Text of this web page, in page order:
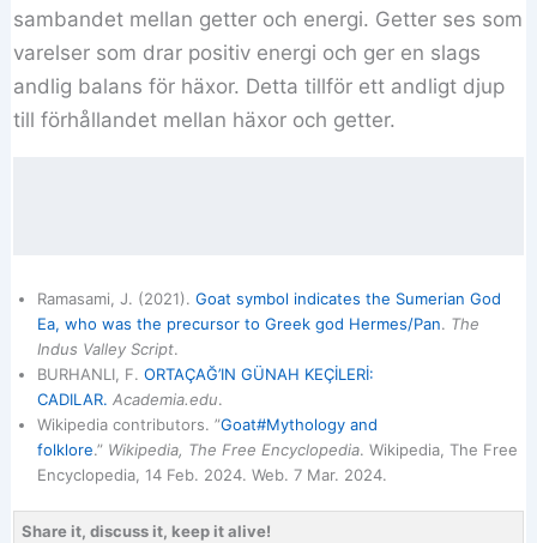
sambandet mellan getter och energi. Getter ses som
varelser som drar positiv energi och ger en slags
andlig balans för häxor. Detta tillför ett andligt djup
till förhållandet mellan häxor och getter.
Ramasami, J. (2021).Goat symbol indicates the Sumerian God
Ea, who was the precursor to Greek god Hermes/Pan. The
Indus Valley Script.
BURHANLI, F.ORTAÇAĞ’IN GÜNAH KEÇİLERİ:
CADILAR. Academia.edu.
Wikipedia contributors. ”Goat#Mythology and
folklore.” Wikipedia, The Free Encyclopedia. Wikipedia, The Free
Encyclopedia, 14 Feb. 2024. Web. 7 Mar. 2024.
Share it, discuss it, keep it alive!